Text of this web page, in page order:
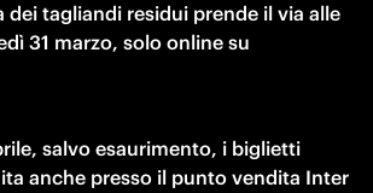
dei tagliandi residui prende il via alle
salvo esaurimento, i biglietti
anche presso il punto vendita Inter